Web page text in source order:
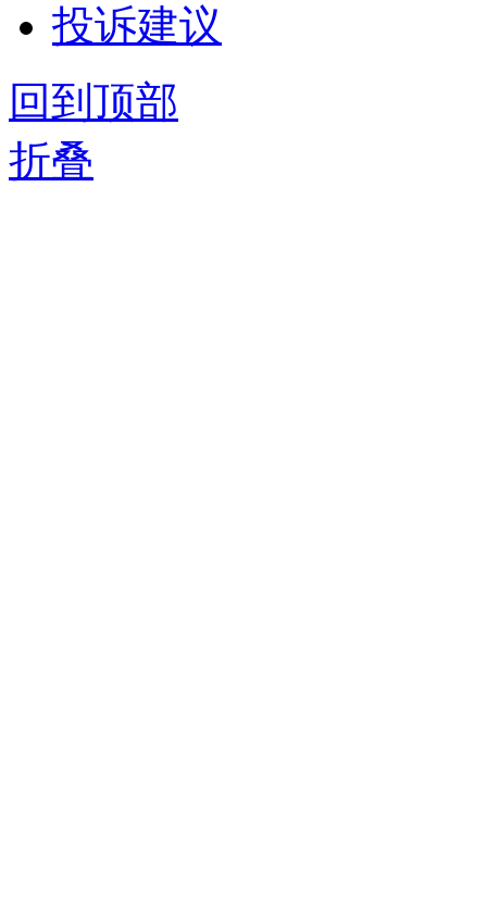
投诉建议
回到顶部
折叠